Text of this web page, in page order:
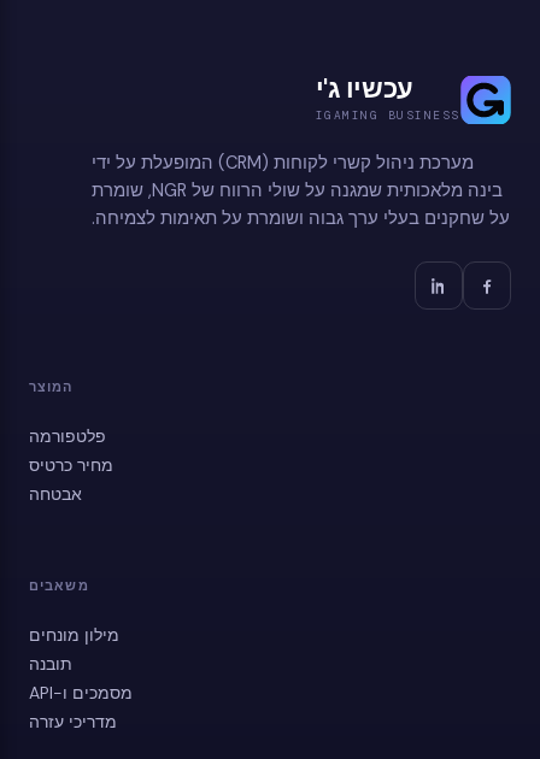
עכשיו ג'י
IGAMING BUSINESS
מערכת ניהול קשרי לקוחות (CRM) המופעלת על ידי
בינה מלאכותית שמגנה על שולי הרווח של NGR, שומרת
על שחקנים בעלי ערך גבוה ושומרת על תאימות לצמיחה.
המוצר
פלטפורמה
מחיר כרטיס
אבטחה
משאבים
מילון מונחים
תובנה
מסמכים ו-API
מדריכי עזרה